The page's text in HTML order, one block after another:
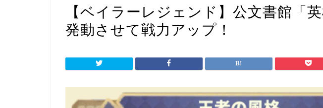
【ベイラーレジェンド】公文書館「
発動させて戦力アップ！